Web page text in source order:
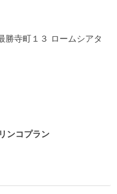
勝寺町１３ ロームシアタ
ンコプラン